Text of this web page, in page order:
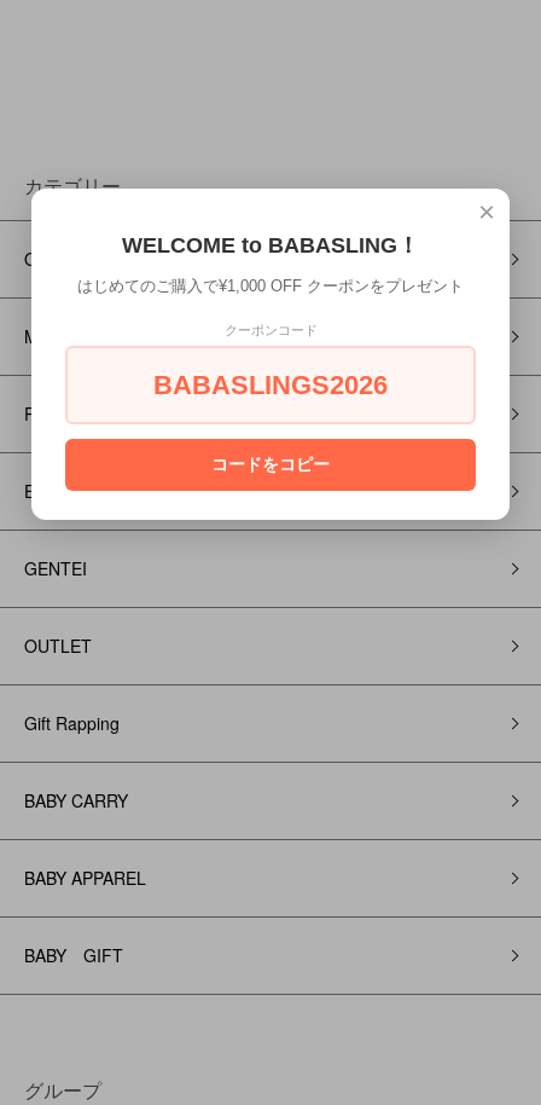
カテゴリー
ONE COLOR
MESH
PATTERN
EMBROIDERY
GENTEI
OUTLET
Gift Rapping
BABY CARRY
BABY APPAREL
BABY GIFT
グループ
×
WELCOME to BABASLING！
はじめてのご購入で¥1,000 OFF クーポンをプレゼント
クーポンコード
BABASLINGS2026
コードをコピー